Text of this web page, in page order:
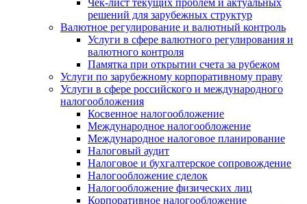
Чек-лист текущих проблем и актуальных
решений для зарубежных структур
Валютное регулирование и валютный контроль
Услуги в сфере валютного регулирования и
валютного контроля
Памятка при открытии счета за рубежом
Услуги по зарубежному корпоративному праву
Услуги в сфере российского и международного
налогообложения
Косвенное налогообложение
Международное налогообложение
Международное налоговое планирование
Налоговый аудит
Налоговое и бухгалтерское сопровождение
Налогообложение сделок
Налогообложение физических лиц
Корпоративное налогообложение